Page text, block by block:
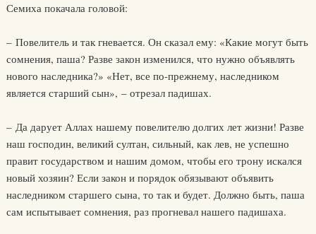
Семиха покачала головой:
– Повелитель и так гневается. Он сказал ему: «Какие могут быть
сомнения, паша? Разве закон изменился, что нужно объявлять
нового наследника?» «Нет, все по-прежнему, наследником
является старший сын», – отрезал падишах.
– Да дарует Аллах нашему повелителю долгих лет жизни! Разве
наш господин, великий султан, сильный, как лев, не успешно
правит государством и нашим домом, чтобы его трону искался
новый хозяин? Если закон и порядок обязывают объявить
наследником старшего сына, то так и будет. Должно быть, паша
сам испытывает сомнения, раз прогневал нашего падишаха.